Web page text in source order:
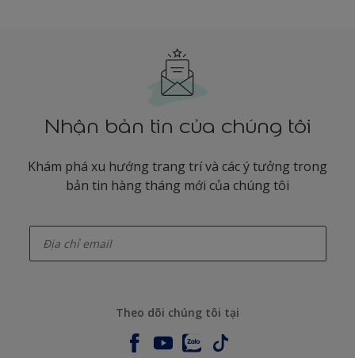
Nhận bản tin của chúng tôi
Khám phá xu hướng trang trí và các ý tưởng trong
bản tin hàng tháng mới của chúng tôi
Theo dõi chúng tôi tại